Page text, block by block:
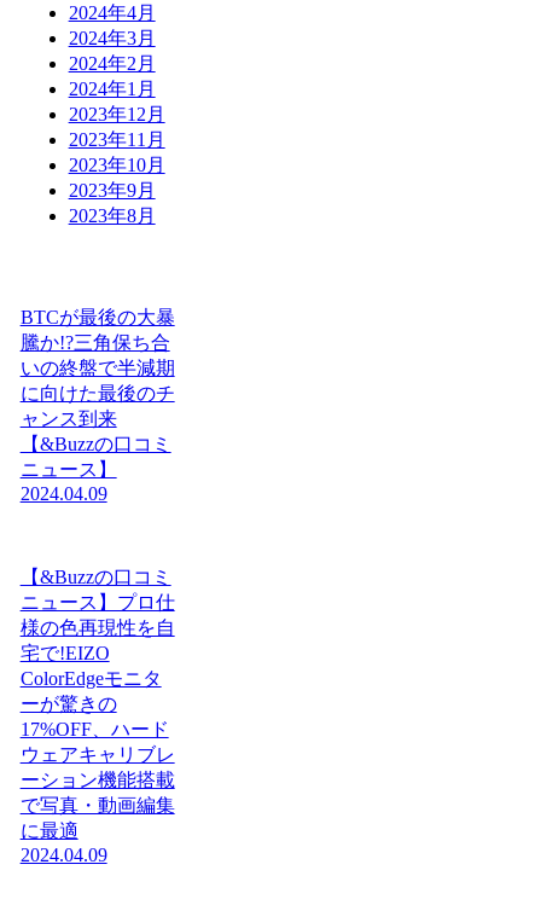
2024年4月
2024年3月
2024年2月
2024年1月
2023年12月
2023年11月
2023年10月
2023年9月
2023年8月
BTCが最後の大暴
騰か!?三角保ち合
いの終盤で半減期
に向けた最後のチ
ャンス到来
【&Buzzの口コミ
ニュース】
2024.04.09
【&Buzzの口コミ
ニュース】プロ仕
様の色再現性を自
宅で!EIZO
ColorEdgeモニタ
ーが驚きの
17%OFF、ハード
ウェアキャリブレ
ーション機能搭載
で写真・動画編集
に最適
2024.04.09